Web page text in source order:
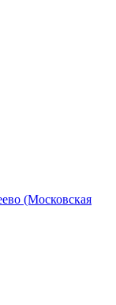
(Московская